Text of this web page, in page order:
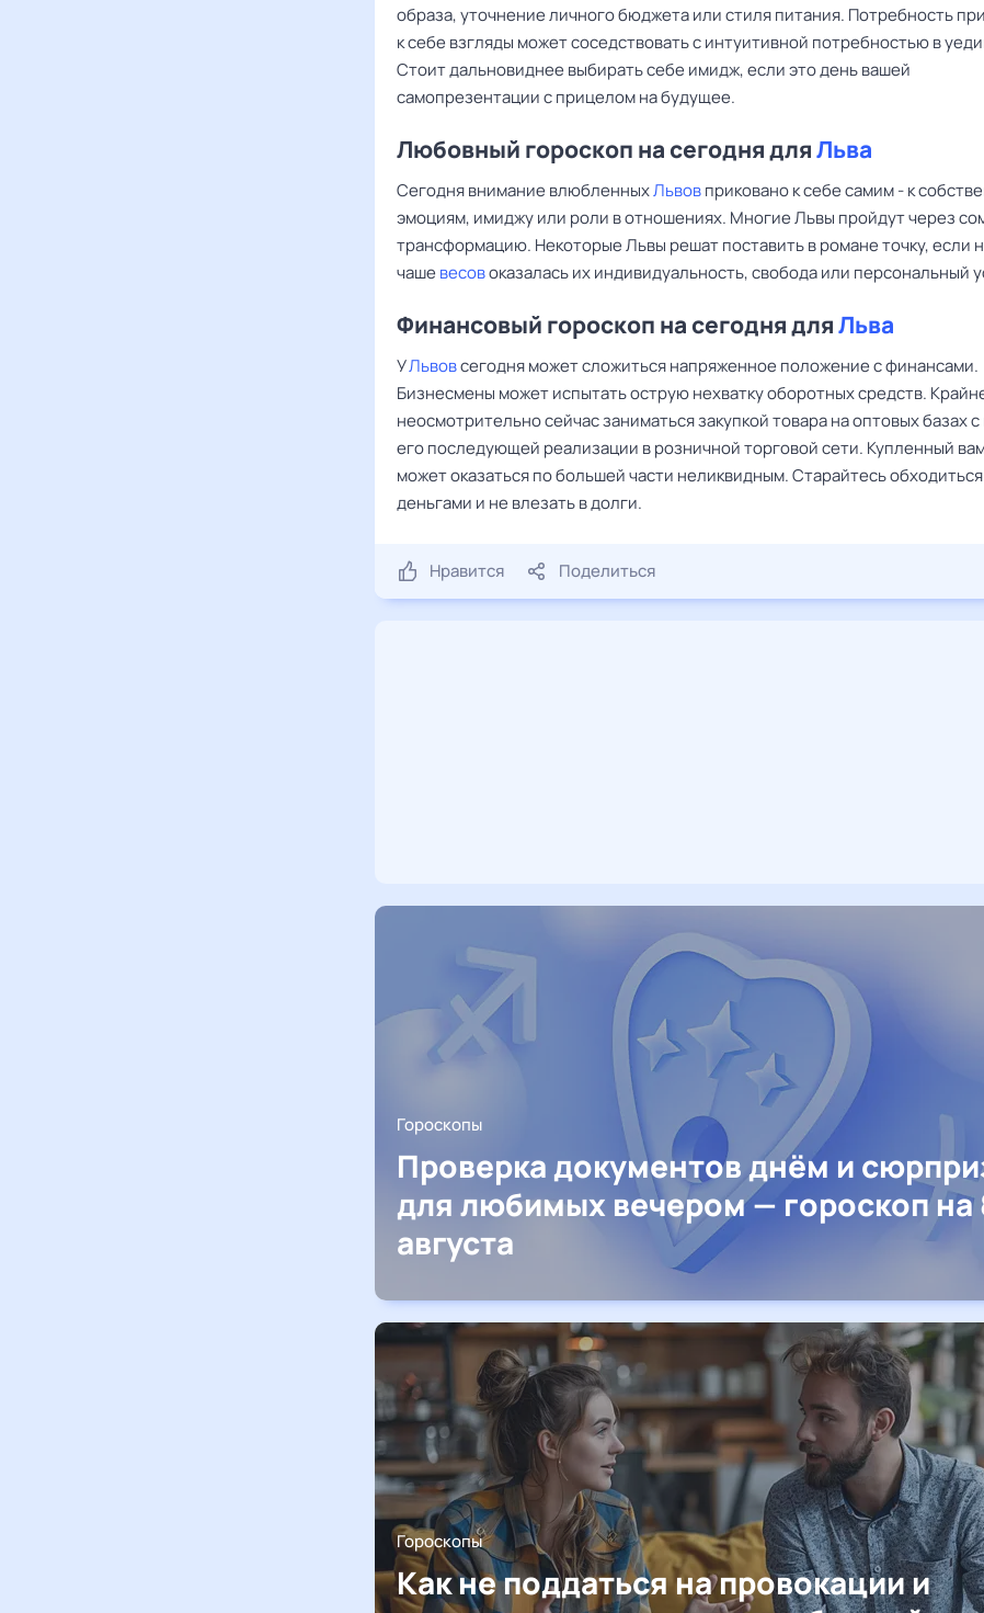
образа, уточнение личного бюджета или стиля питания. Потребность
к себе взгляды может соседствовать с интуитивной потребностью в
Стоит дальновиднее выбирать себе имидж, если это день вашей
самопрезентации с прицелом на будущее.
Любовный гороскоп на сегодня дляЛьва
Сегодня внимание влюбленныхЛьвовприковано к себе самим - к
эмоциям, имиджу или роли в отношениях. Многие Львы пройдут через
трансформацию. Некоторые Львы решат поставить в романе точку, если
чаше весовоказалась их индивидуальность, свобода или персональный
Финансовый гороскоп на сегодня дляЛьва
УЛьвовсегодня может сложиться напряженное положение с финансами.
Бизнесмены может испытать острую нехватку оборотных средств.
неосмотрительно сейчас заниматься закупкой товара на оптовых базах
его последующей реализации в розничной торговой сети. Купленный
может оказаться по большей части неликвидным. Старайтесь
деньгами и не влезать в долги.
Нравится Поделиться
Гороскопы
Проверка документов днём и
для любимых вечером — гороскоп на
августа
Гороскопы
Как не поддаться на провокации и